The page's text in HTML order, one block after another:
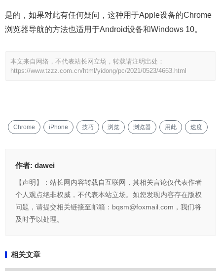
是的，如果对此有任何疑问，这种用于Apple设备的Chrome
浏览器导航的方法也适用于Android设备和Windows 10。
本文来自网络，不代表站长网立场，转载请注明出处：
https://www.tzzz.com.cn/html/yidong/pc/2021/0523/4663.html
Chrome iPhone 技巧 浏览 浏览器 用此 速度
作者: dawei
【声明】：站长网内容转载自互联网，其相关言论仅代表作者
个人观点绝非权威，不代表本站立场。如您发现内容存在版权
问题，请提交相关链接至邮箱：bqsm@foxmail.com，我们将
及时予以处理。
相关文章